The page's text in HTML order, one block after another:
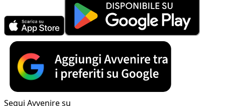
Segui Avvenire su